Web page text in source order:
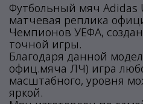
Футбольный мяч Adidas
матчевая реплика
Чемпионов УЕФА,
точной игры.
Благодаря данной
офиц.мяча ЛЧ) игра
масштабного, уровня
яркой.